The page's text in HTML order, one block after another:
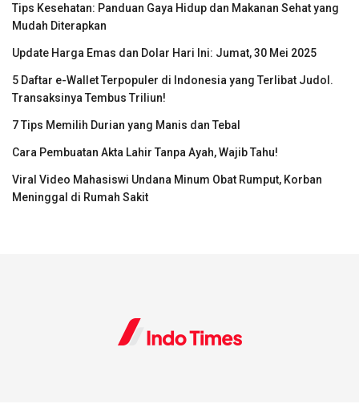
Tips Kesehatan: Panduan Gaya Hidup dan Makanan Sehat yang
Mudah Diterapkan
Update Harga Emas dan Dolar Hari Ini: Jumat, 30 Mei 2025
5 Daftar e-Wallet Terpopuler di Indonesia yang Terlibat Judol.
Transaksinya Tembus Triliun!
7 Tips Memilih Durian yang Manis dan Tebal
Cara Pembuatan Akta Lahir Tanpa Ayah, Wajib Tahu!
Viral Video Mahasiswi Undana Minum Obat Rumput, Korban
Meninggal di Rumah Sakit